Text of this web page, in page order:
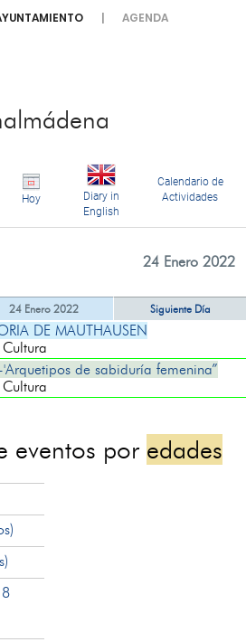
AGENDA
Hoy
Diary in
English
Calendario de
Actividades
24 Enero 2022
24 Enero 2022 Siguiente Día
DE MAUTHAUSEN
'Arquetipos de sabiduría femenina”
eventos por edades